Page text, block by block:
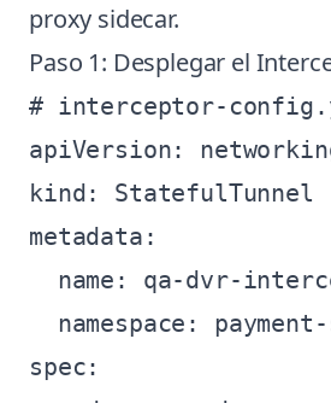
proxy sidecar.
Paso 1: Desplegar el
# interceptor-
apiVersion:
kind: StatefulTunnel
metadata:
name: qa-dvr-
namespace:
spec: